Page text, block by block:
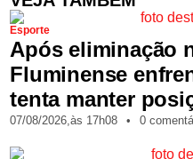
Esporte
Após eliminação
Fluminense
tenta manter
07/08/2026,às 17h08 • 0